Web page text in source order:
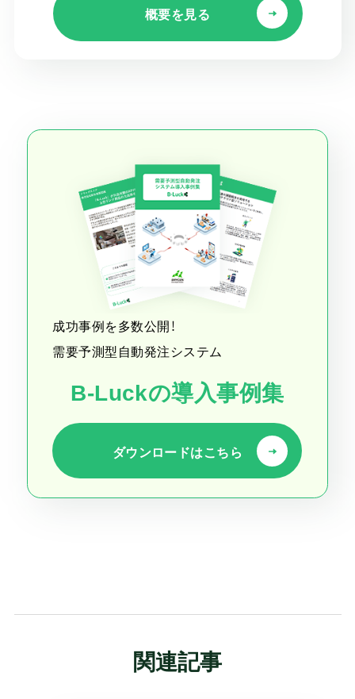
概要を見る
成功事例を多数公開！
需要予測型自動発注システム
B-Luckの導入事例集
ダウンロードはこちら
関連記事